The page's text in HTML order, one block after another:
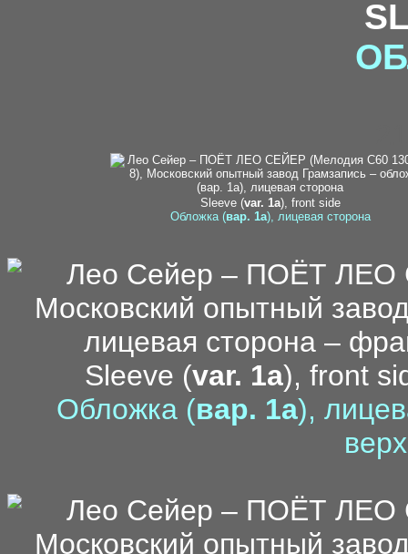
Sleeve (var. 1a), front side
Обложка (вар. 1a), лицевая сторона
Sleeve (var. 1a), front
Обложка (вар. 1a),